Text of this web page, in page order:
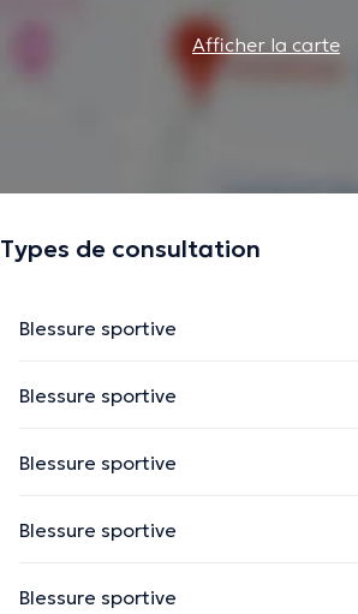
Afficher la carte
Types de consultation
Blessure sportive
Blessure sportive
Blessure sportive
Blessure sportive
Blessure sportive